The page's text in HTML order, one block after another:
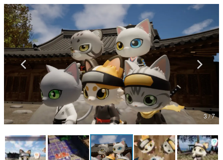
マンガ
女性向け
アプリレビュー
その他
電ファミニコゲーマーとは？
運営：株式会社マレ
3 / 7